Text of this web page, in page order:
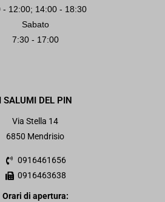
- 12:00; 14:00 - 18:30
Sabato
7:30 - 17:00
I SALUMI DEL PIN
Via Stella 14
6850 Mendrisio
0916461656
0916463638
Orari di apertura: